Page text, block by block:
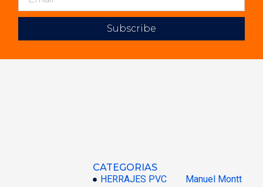
Subscribe
CATEGORIAS
HERRAJES PVC
Manuel Montt